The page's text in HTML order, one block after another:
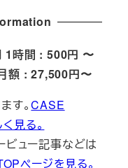
1時間 : 500円 〜
額 : 27,500円〜
す。CASE
見る。
ビュー記事などは
ページを見る。